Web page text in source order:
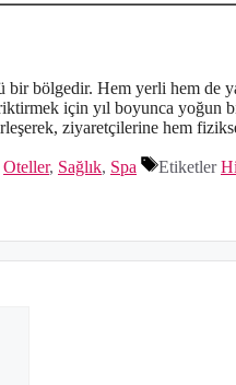
bir bölgedir. Hem yerli hem de
için yıl boyunca yoğun
ziyaretçilerine hem
Oteller, Sağlık, Spa Etiketler